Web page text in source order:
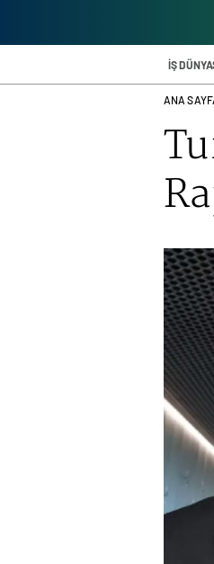
İŞ
ANA